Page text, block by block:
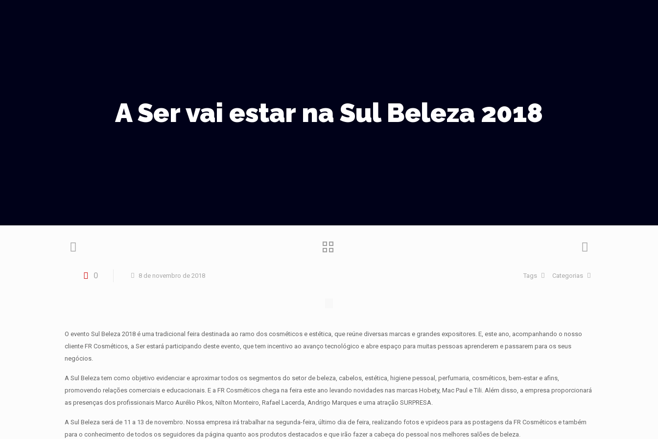
A Ser vai estar na Sul Beleza 2018
0 8 de novembro de 2018 Categorias
Tags
O evento Sul Beleza 2018 é uma tradicional feira destinada ao ramo dos cosméticos e estética, que reúne diversas marcas e grandes expositores. E, este ano, acompanhando o nosso
cliente FR Cosméticos, a Ser estará participando deste evento, que tem incentivo ao avanço tecnológico e abre espaço para muitas pessoas aprenderem e passarem para os seus
negócios.
A Sul Beleza tem como objetivo evidenciar e aproximar todos os segmentos do setor de beleza, cabelos, estética, higiene pessoal, perfumaria, cosméticos, bem-estar e afins,
promovendo relações comerciais e educacionais. E a FR Cosméticos chega na feira este ano levando novidades nas marcas Hobety, Mac Paul e Tili. Além disso, a empresa proporcionará
as presenças dos profissionais Marco Aurélio Pikos, Nilton Monteiro, Rafael Lacerda, Andrigo Marques e uma atração SURPRESA.
A Sul Beleza será de 11 a 13 de novembro. Nossa empresa irá trabalhar na segunda-feira, último dia de feira, realizando fotos e vpideos para as postagens da FR Cosméticos e também
para o conhecimento de todos os seguidores da página quanto aos produtos destacados e que irão fazer a cabeça do pessoal nos melhores salões de beleza.